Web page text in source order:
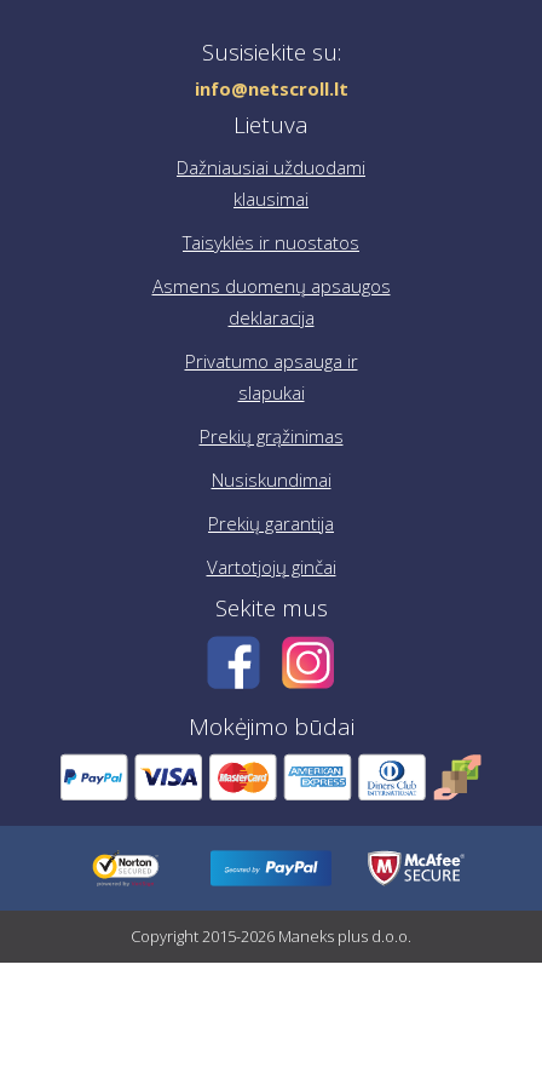
Susisiekite su:
info@netscroll.lt
Lietuva
Dažniausiai užduodami
klausimai
Taisyklės ir nuostatos
Asmens duomenų apsaugos
deklaracija
Privatumo apsauga ir
slapukai
Prekių grąžinimas
Nusiskundimai
Prekių garantija
Vartotjojų ginčai
Sekite mus
Mokėjimo būdai
Copyright 2015-2026 Maneks plus d.o.o.